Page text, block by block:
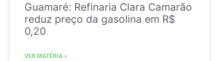
Guamaré: Refinaria Clara Camarão
reduz preço da gasolina em R$
0,20
VER MATÉRIA »